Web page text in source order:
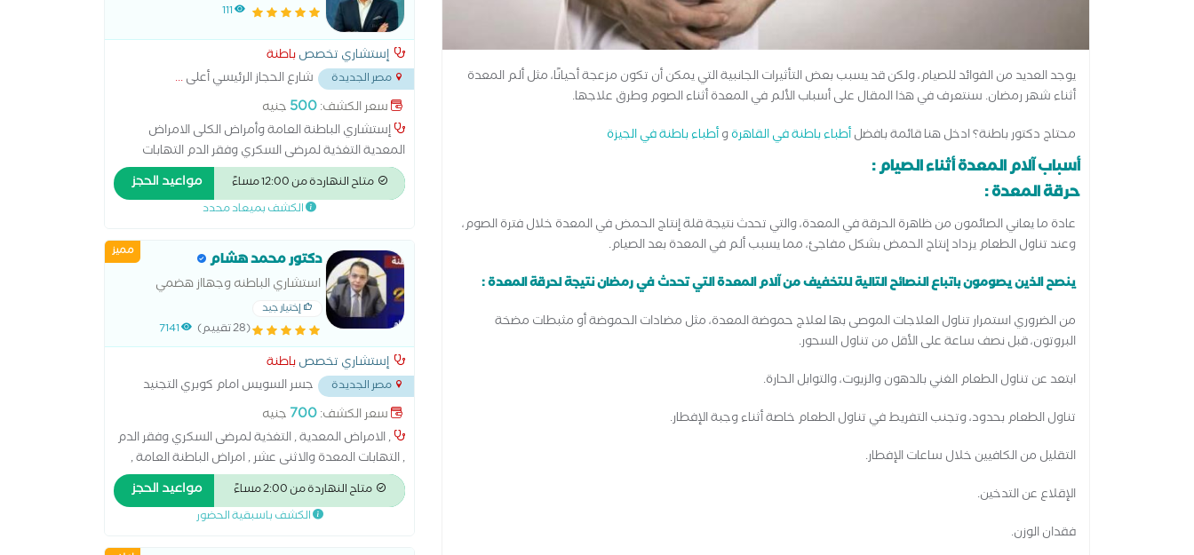
يوجد العديد من الفوائد للصيام، ولكن قد يسبب بعض التأثيرات الجانبية التي يمكن أن تكون مزعجة أحيانًا، مثل ألم المعدة
أثناء شهر رمضان. سنتعرف في هذا المقال على أسباب الألم في المعدة أثناء الصوم وطرق علاجها.
محتاج دكتور باطنة؟ ادخل هنا قائمة بافضلأطباء باطنة في القاهرةوأطباء باطنة في الجيزة
أسباب آلام المعدة أثناء الصيام :
حرقة المعدة :
عادة ما يعاني الصائمون من ظاهرة الحرقة في المعدة، والتي تحدث نتيجة قلة إنتاج الحمض في المعدة خلال فترة الصوم،
وعند تناول الطعام يزداد إنتاج الحمض بشكل مفاجئ، مما يسبب ألم في المعدة بعد الصيام.
ينصح الذين يصومون باتباع النصائح التالية للتخفيف من آلام المعدة التي تحدث في رمضان نتيجة لحرقة المعدة :
من الضروري استمرار تناول العلاجات الموصى بها لعلاج حموضة المعدة، مثل مضادات الحموضة أو مثبطات مضخة
البروتون، قبل نصف ساعة على الأقل من تناول السحور.
ابتعد عن تناول الطعام الغني بالدهون والزيوت، والتوابل الحارة.
تناول الطعام بحدود، وتجنب التفريط في تناول الطعام خاصة أثناء وجبة الإفطار.
التقليل من الكافيين خلال ساعات الإفطار.
الإقلاع عن التدخين.
فقدان الوزن.
111
إستشاري تخصصباطنة
مصر الجديدة شارع الحجاز الرئيسي أعلى...
سعر الكشف:500 جنيه
إستشاري الباطنة العامة وأمراض الكلى الامراض
المعدية التغذية لمرضى السكري وفقر الدم التهابات
المعدة والاثنى عشر امراض الباطنة العامة امراض الجهاز
الهضمي امراض ضغط الدم تشخيص وعلاج حالات ارتجاع
المريء سونار على البطن والحوض علاج الكوليسترول
متاح النهاردة من 12:00 مساءً مواعيد الحجز
الكشف بميعاد محدد
مميز دكتور محمد هشام
استشاري الباطنه وجهااز هضمي
ومناظير
إختيار جيد
(28 تقييم) 7141
إستشاري تخصصباطنة
مصر الجديدة
جسر السويس امام كوبري التجنيد
سعر الكشف:700 جنيه
, الامراض المعدية , التغذية لمرضى السكري وفقر الدم
, التهابات المعدة والاثنى عشر , امراض الباطنة العامة ,
امراض الجهاز الهضمي , امراض ضغط الدم , تشخيص
وعلاج حالات ارتجاع المريء , سونار على البطن والحوض ,
علاج الكوليسترول ,
متاح النهاردة من 2:00 مساءً مواعيد الحجز
الكشف باسبقية الحضور